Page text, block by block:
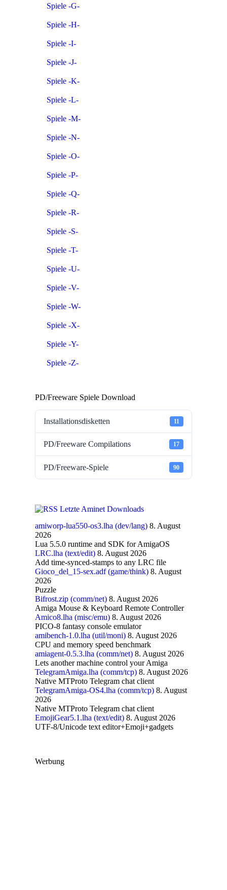
Spiele -G-
Spiele -H-
Spiele -I-
Spiele -J-
Spiele -K-
Spiele -L-
Spiele -M-
Spiele -N-
Spiele -O-
Spiele -P-
Spiele -Q-
Spiele -R-
Spiele -S-
Spiele -T-
Spiele -U-
Spiele -V-
Spiele -W-
Spiele -X-
Spiele -Y-
Spiele -Z-
PD/Freeware Spiele Download
Installationsdisketten 11
PD/Freeware Compilations 17
PD/Freeware-Spiele 90
Letzte Aminet Downloads
amiworp-lua550-os3.lha (dev/lang) 8. August
2026
Lua 5.5.0 runtime and SDK for AmigaOS
LRC.lha (text/edit) 8. August 2026
Add time-synced-stamps to any LRC file
Gioco_del_15-sex.adf (game/think) 8. August
2026
Puzzle
Bifrost.zip (comm/net) 8. August 2026
Amiga Mouse & Keyboard Remote Controller
Amico8.lha (misc/emu) 8. August 2026
PICO-8 fantasy console emulator
amibench-1.0.lha (util/moni) 8. August 2026
CPU and memory speed benchmark
amiagent-0.5.3.lha (comm/net) 8. August 2026
Lets another machine control your Amiga
TelegramAmiga.lha (comm/tcp) 8. August 2026
Native MTProto Telegram chat client
TelegramAmiga-OS4.lha (comm/tcp) 8. August
2026
Native MTProto Telegram chat client
EmojiGear5.1.lha (text/edit) 8. August 2026
UTF-8/Unicode text editor+Emoji+gadgets
Werbung